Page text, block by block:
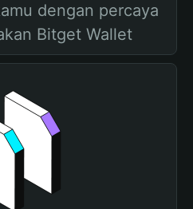
dengan percaya
Bitget Wallet